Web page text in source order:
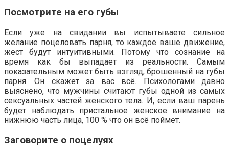
Посмотрите на его губы
Если уже на свидании вы испытываете сильное
желание поцеловать парня, то каждое ваше движение,
жест будут интуитивными. Потому что сознание на
время как бы выпадает из реальности. Самым
показательным может быть взгляд, брошенный на губы
парня. Он скажет за вас всё. Психологами давно
выяснено, что мужчины считают губы одной из самых
сексуальных частей женского тела. И, если ваш парень
будет наблюдать пристальное женское внимание на
нижнюю часть лица, 100 % что он всё поймёт.
Заговорите о поцелуях